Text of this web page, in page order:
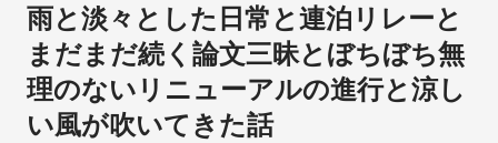
雨と淡々とした日常と連泊リレーと
まだまだ続く論文三昧とぼちぼち無
理のないリニューアルの進行と涼し
い風が吹いてきた話